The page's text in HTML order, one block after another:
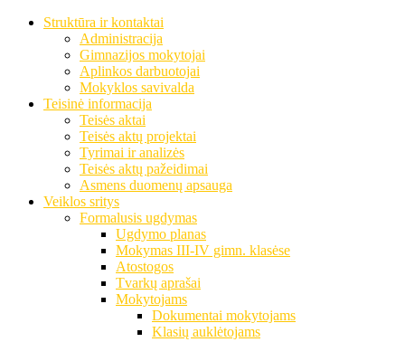
Struktūra ir kontaktai
Administracija
Gimnazijos mokytojai
Aplinkos darbuotojai
Mokyklos savivalda
Teisinė informacija
Teisės aktai
Teisės aktų projektai
Tyrimai ir analizės
Teisės aktų pažeidimai
Asmens duomenų apsauga
Veiklos sritys
Formalusis ugdymas
Ugdymo planas
Mokymas III-IV gimn. klasėse
Atostogos
Tvarkų aprašai
Mokytojams
Dokumentai mokytojams
Klasių auklėtojams